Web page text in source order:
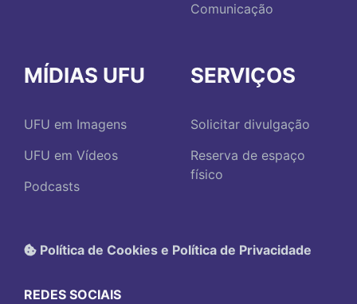
Comunicação
MÍDIAS UFU
UFU em Imagens
UFU em Vídeos
Podcasts
SERVIÇOS
Solicitar divulgação
Reserva de espaço
físico
Política de Cookies e Política de Privacidade
REDES SOCIAIS